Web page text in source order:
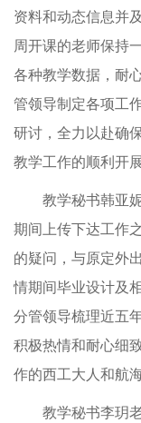
资料和动态信息并
周开课的老师保持
各种教学数据，耐
管领导制定各项工
研讨，全力以赴确
教学工作的顺利开
教学秘书韩亚
期间上传下达工作
的疑问，与原定外
情期间毕业设计及
分管领导梳理近五
积极热情和耐心细
作的西工大人和航
教学秘书李玥